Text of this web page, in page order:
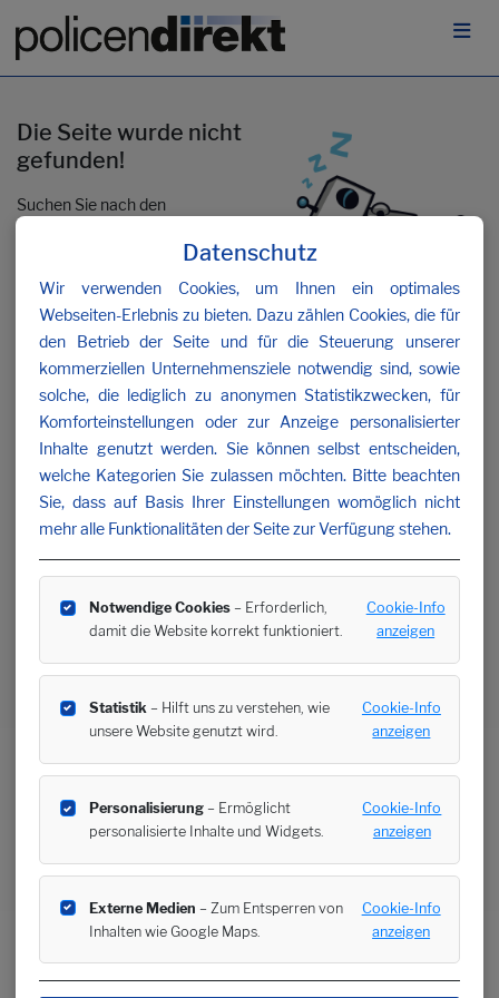
Die Seite wurde nicht
gefunden!
Suchen Sie nach den
Datenschutz
Wir verwenden Cookies, um Ihnen ein optimales
Webseiten-Erlebnis zu bieten. Dazu zählen Cookies, die für
den Betrieb der Seite und für die Steuerung unserer
kommerziellen Unternehmensziele notwendig sind, sowie
solche, die lediglich zu anonymen Statistikzwecken, für
Komforteinstellungen oder zur Anzeige personalisierter
Inhalte genutzt werden. Sie können selbst entscheiden,
welche Kategorien Sie zulassen möchten. Bitte beachten
Sie, dass auf Basis Ihrer Einstellungen womöglich nicht
mehr alle Funktionalitäten der Seite zur Verfügung stehen.
Notwendige Cookies– Erforderlich,
damit die Website korrekt funktioniert.
Cookie-Info
anzeigen
Statistik– Hilft uns zu verstehen, wie
unsere Website genutzt wird.
Cookie-Info
anzeigen
Personalisierung– Ermöglicht
personalisierte Inhalte und Widgets.
Cookie-Info
anzeigen
Externe Medien – Zum Entsperren von
Inhalten wie Google Maps.
Cookie-Info
anzeigen